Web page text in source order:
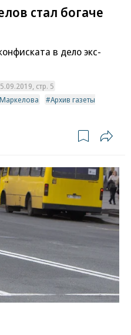
стал богаче
в дело экс-
стр. 5
Архив газеты